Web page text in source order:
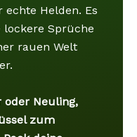
Helden. Es
lockere Sprüche
rauen Welt
oder Neuling,
zum